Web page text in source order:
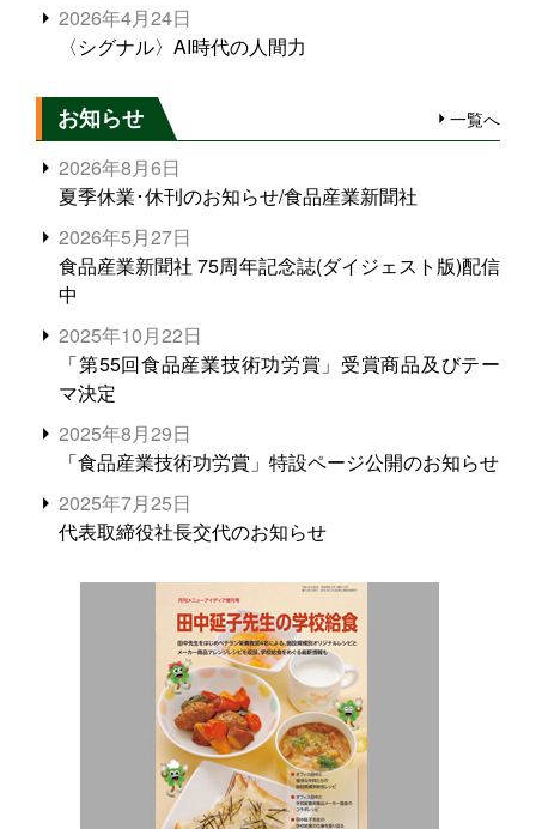
2026年4月24日
〈シグナル〉AI時代の人間力
お知らせ 一覧へ
2026年8月6日
夏季休業･休刊のお知らせ/食品産業新聞社
2026年5月27日
食品産業新聞社 75周年記念誌(ダイジェスト版)配信
中
2025年10月22日
「第55回食品産業技術功労賞」受賞商品及びテー
マ決定
2025年8月29日
「食品産業技術功労賞」特設ページ公開のお知らせ
2025年7月25日
代表取締役社長交代のお知らせ